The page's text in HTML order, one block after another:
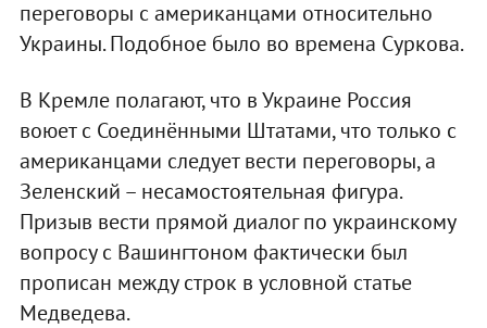
переговоры с американцами относительно
Украины. Подобное было во времена Суркова.
В Кремле полагают, что в Украине Россия
воюет с Соединёнными Штатами, что только с
американцами следует вести переговоры, а
Зеленский – несамостоятельная фигура.
Призыв вести прямой диалог по украинскому
вопросу с Вашингтоном фактически был
прописан между строк в условной статье
Медведева.